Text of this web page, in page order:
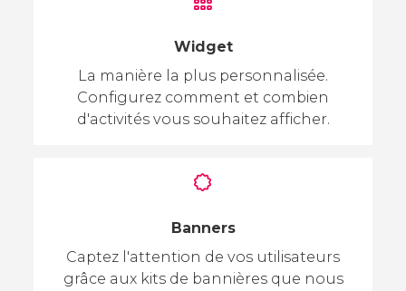
Widget
La manière la plus personnalisée.
Configurez comment et combien
d'activités vous souhaitez afficher.
Banners
Captez l'attention de vos utilisateurs
grâce aux kits de bannières que nous